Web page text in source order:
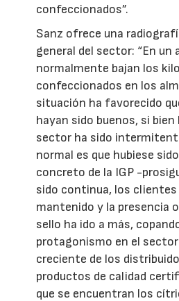
confeccionados”.
Sanz ofrece una
general del sector: “En un
normalmente bajan los
confeccionados en los
situación ha favorecido
hayan sido buenos, si bien
sector ha sido
normal es que hubiese
concreto de la IGP -
sido continua, los clientes
mantenido y la presencia
sello ha ido a más,
protagonismo en el
creciente de los
productos de calidad
que se encuentran los